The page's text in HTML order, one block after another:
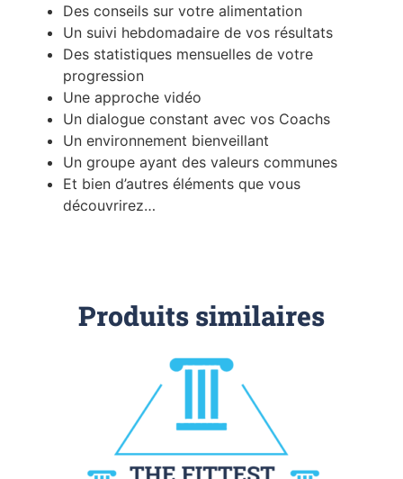
Des conseils sur votre alimentation
Un suivi hebdomadaire de vos résultats
Des statistiques mensuelles de votre
progression
Une approche vidéo
Un dialogue constant avec vos Coachs
Un environnement bienveillant
Un groupe ayant des valeurs communes
Et bien d’autres éléments que vous
découvrirez…
Produits similaires